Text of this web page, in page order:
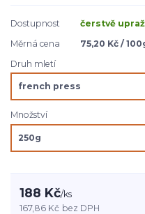
Dostupnost
čerstvě
Měrná cena
75,20 Kč /
Druh mletí
Množství
188 Kč/ks
167,86 Kč bez DPH